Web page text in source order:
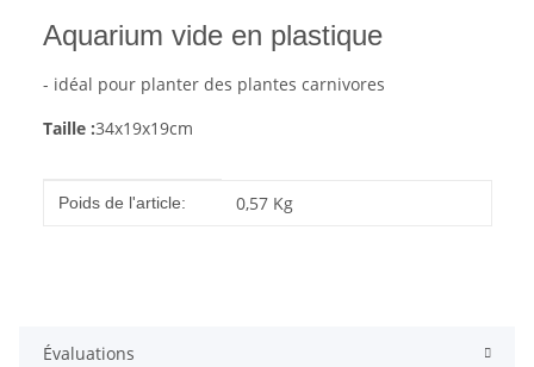
Aquarium vide en plastique
- idéal pour planter des plantes carnivores
Taille :34x19x19cm
#productDetails.itemInformation#
#productDetails.itemValue#
Poids de l'article: 0,57 Kg
Évaluations